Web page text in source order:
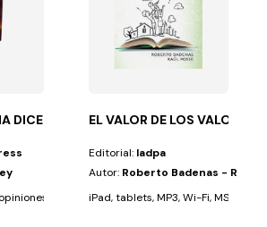
a todos los que deseen...
DICE
o sermones, Lo que la Biblia dice ha sido
EL VALOR DE LOS VALORES
Editorial: Iadpa
Autor: Roberto Badenas - Raul
iPad, tablets, MP3, Wi-Fi, MSN, TV,